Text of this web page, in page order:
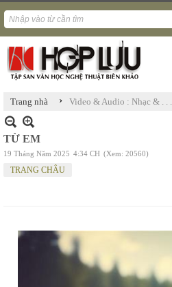
Trang nhà › Video & Audio : Nhạc & . . .
TỪ EM
19 Tháng Năm 2025 4:34 CH (Xem: 20560)
TRANG CHÂU